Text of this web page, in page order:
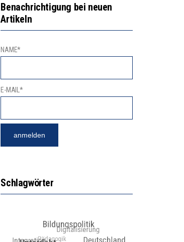
Benachrichtigung bei neuen
Artikeln
NAME*
E-MAIL*
Schlagwörter